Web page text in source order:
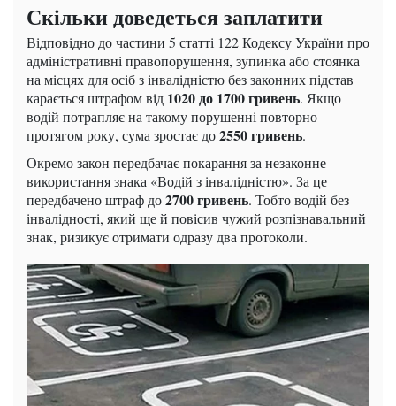
Скільки доведеться заплатити
Відповідно до частини 5 статті 122 Кодексу України про
адміністративні правопорушення, зупинка або стоянка
на місцях для осіб з інвалідністю без законних підстав
карається штрафом від 1020 до 1700 гривень. Якщо
водій потрапляє на такому порушенні повторно
протягом року, сума зростає до2550 гривень.
Окремо закон передбачає покарання за незаконне
використання знака «Водій з інвалідністю». За це
передбачено штраф до2700 гривень. Тобто водій без
інвалідності, який ще й повісив чужий розпізнавальний
знак, ризикує отримати одразу два протоколи.